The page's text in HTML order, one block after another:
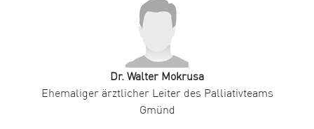
Dr. Walter Mokrusa
Ehemaliger ärztlicher Leiter des Palliativteams
Gmünd